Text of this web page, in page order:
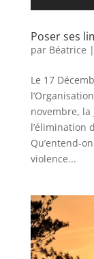
Poser ses
par Béatrice |
Le 17
novembre,
l’élimination
Qu’entend-
violence...